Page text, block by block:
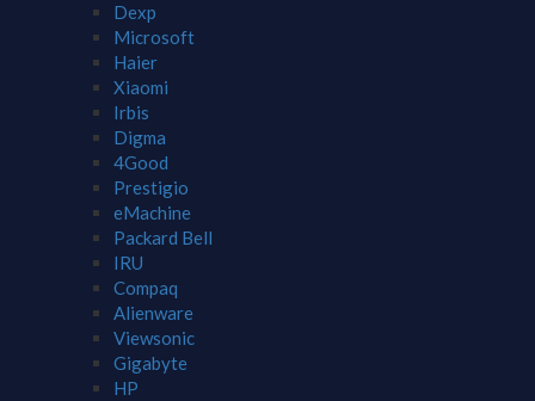
Dexp
Microsoft
Haier
Xiaomi
Irbis
Digma
4Good
Prestigio
eMachine
Packard Bell
IRU
Compaq
Alienware
Viewsonic
Gigabyte
HP